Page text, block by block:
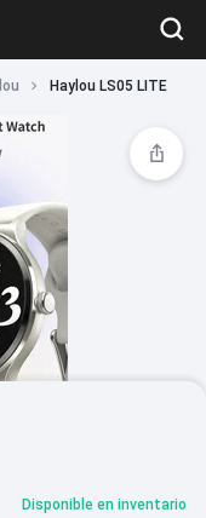
Haylou LS05 LITE
Disponible en inventario